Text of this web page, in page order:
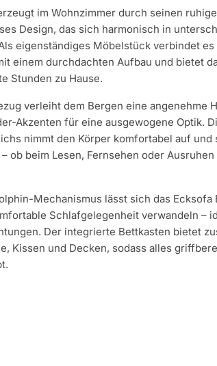
im Wohnzimmer durch seinen
Design, das sich harmonisch in
eigenständiges Möbelstück verbindet es
einem durchdachten Aufbau und bietet
Stunden zu Hause.
verleiht dem Bergen eine angenehme
Akzenten für eine ausgewogene Optik.
nimmt den Körper komfortabel auf und
ob beim Lesen, Fernsehen oder
Mechanismus lässt sich das Ecksofa
Schlafgelegenheit verwandeln –
Der integrierte Bettkasten bietet
Kissen und Decken, sodass alles